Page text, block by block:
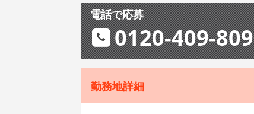
電話で応募
0120-409-809
勤務地詳細